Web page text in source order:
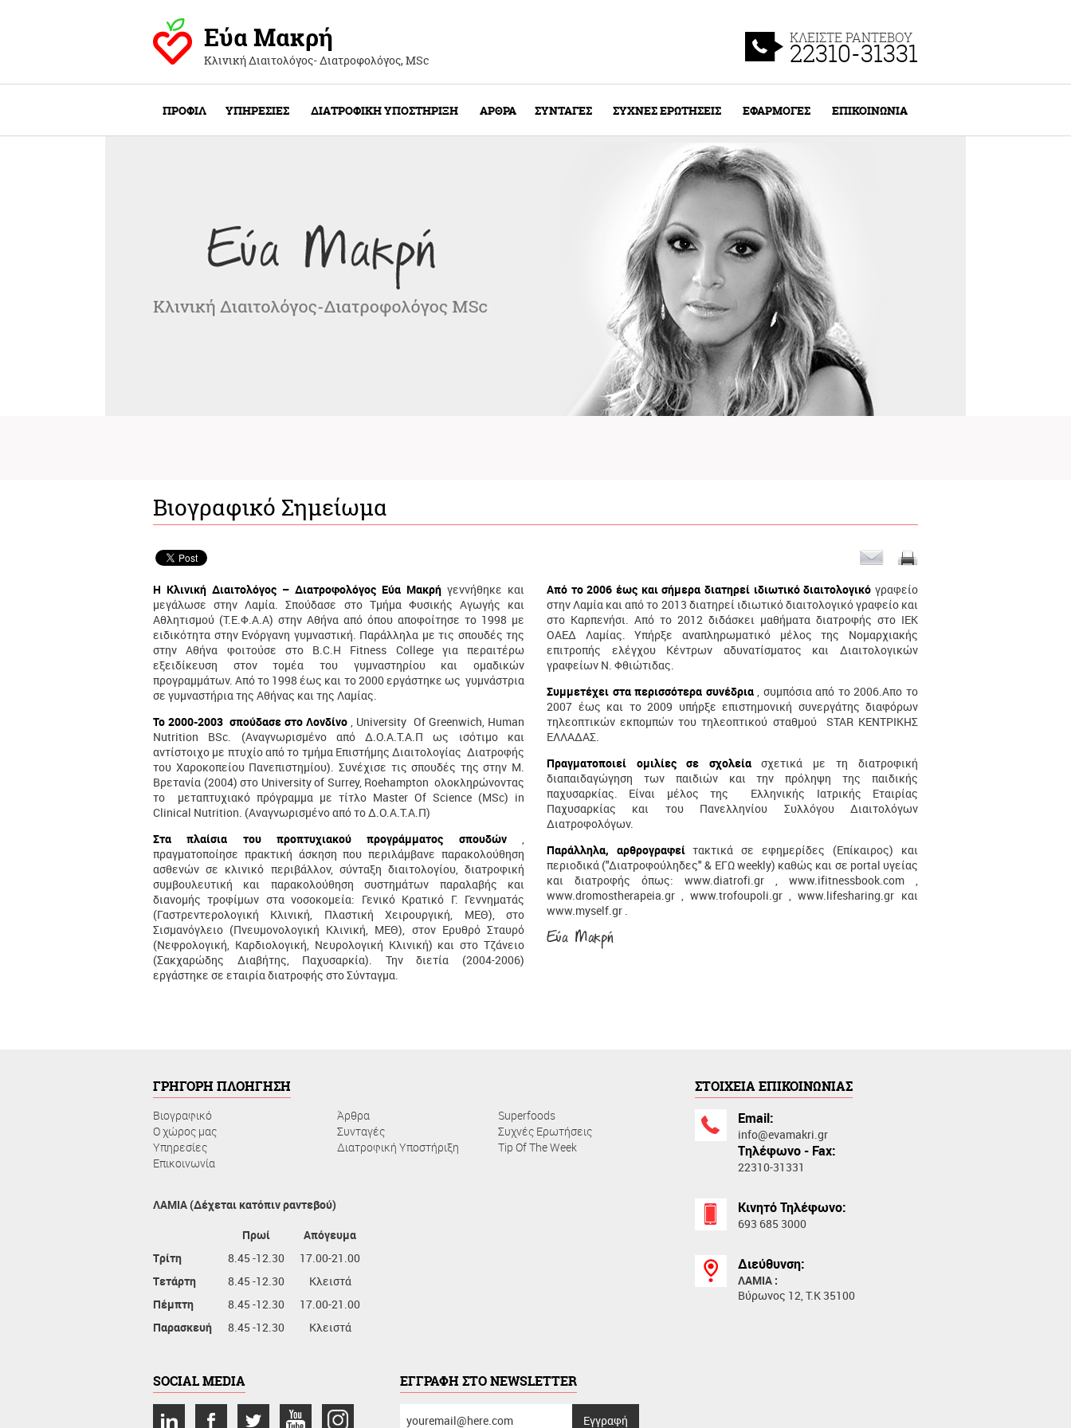
Εύα Μακρή
Κλινική Διαιτολόγος- Διατροφολόγος, ΜSc
ΚΛΕΙΣΤΕ ΡΑΝΤΕΒΟΥ
22310-31331
ΠΡΟΦΙΛ ΥΠΗΡΕΣΙΕΣ ΔΙΑΤΡΟΦΙΚΗ ΥΠΟΣΤΗΡΙΞΗ ΑΡΘΡΑ ΣΥΝΤΑΓΕΣ ΣΥΧΝΕΣ ΕΡΩΤΗΣΕΙΣ ΕΦΑΡΜΟΓΕΣ ΕΠΙΚΟΙΝΩΝΙΑ
Bιογραφικό Σημείωμα
H Κλινική Διαιτολόγος – Διατροφολόγος Εύα Μακρή γεννήθηκε και
μεγάλωσε στην Λαμία. Σπούδασε στο Τμήμα Φυσικής Αγωγής και
Αθλητισμού (Τ.Ε.Φ.Α.Α) στην Αθήνα από όπου αποφοίτησε το 1998 με
ειδικότητα στην Ενόργανη γυμναστική. Παράλληλα με τις σπουδές της
στην Αθήνα φοιτούσε στο B.C.H Fitness College για περαιτέρω
εξειδίκευση στον τομέα του γυμναστηρίου και ομαδικών
προγραμμάτων. Από το 1998 έως και το 2000 εργάστηκε ως γυμνάστρια
σε γυμναστήρια της Αθήνας και της Λαμίας.
Το 2000-2003 σπούδασε στο Λονδίνο
, University Of Greenwich, Human
Nutrition BSc. (Αναγνωρισμένο από Δ.Ο.Α.Τ.Α.Π ως ισότιμο και
αντίστοιχο με πτυχίο από το τμήμα Επιστήμης Διαιτολογίας Διατροφής
του Χαροκοπείου Πανεπιστημίου). Συνέχισε τις σπουδές της στην Μ.
Βρετανία (2004) στο University of Surrey, Roehampton ολοκληρώνοντας
το μεταπτυχιακό πρόγραμμα με τίτλο Master Of Science (MSc) in
Clinical Nutrition. (Αναγνωρισμένο από το Δ.Ο.Α.Τ.Α.Π)
Στα πλαίσια του προπτυχιακού προγράμματος σπουδών
πραγματοποίησε πρακτική άσκηση που περιλάμβανε παρακολούθηση
ασθενών σε κλινικό περιβάλλον, σύνταξη διαιτολογίου, διατροφική
συμβουλευτική και παρακολούθηση συστημάτων παραλαβής και
διανομής τροφίμων στα νοσοκομεία: Γενικό Κρατικό Γ. Γεννηματάς
(Γαστρεντερολογική Κλινική, Πλαστική Χειρουργική, ΜΕΘ), στο
Σισμανόγλειο (Πνευμονολογική Κλινική, ΜΕΘ), στον Ερυθρό Σταυρό
(Νεφρολογική, Καρδιολογική, Νευρολογική Κλινική) και στο Τζάνειο
(Σακχαρώδης Διαβήτης, Παχυσαρκία). Την διετία (2004-2006)
εργάστηκε σε εταιρία διατροφής στο Σύνταγμα.
Από το 2006 έως και σήμερα διατηρεί ιδιωτικό διαιτολογικό γραφείο
στην Λαμία και από το 2013 διατηρεί ιδιωτικό διαιτολογικό γραφείο και
στο Καρπενήσι. Από το 2012 διδάσκει μαθήματα διατροφής στο ΙΕΚ
ΟΑΕΔ Λαμίας. Υπήρξε αναπληρωματικό μέλος της Νομαρχιακής
επιτροπής ελέγχου Κέντρων αδυνατίσματος και Διαιτολογικών
γραφείων Ν. Φθιώτιδας.
Συμμετέχει στα περισσότερα συνέδρια
, συμπόσια από το 2006.Απο το
2007 έως και το 2009 υπήρξε επιστημονική συνεργάτης διαφόρων
τηλεοπτικών εκπομπών του τηλεοπτικού σταθμού STAR ΚΕΝΤΡΙΚΗΣ
ΕΛΛΑΔΑΣ.
Πραγματοποιεί ομιλίες σε σχολεία σχετικά με τη διατροφική
διαπαιδαγώγηση των παιδιών και την πρόληψη της παιδικής
παχυσαρκίας. Είναι μέλος της Ελληνικής Ιατρικής Εταιρίας
Παχυσαρκίας και του Πανελληνίου Συλλόγου Διαιτολόγων
Διατροφολόγων.
Παράλληλα, αρθρογραφεί τακτικά σε εφημερίδες (Επίκαιρος) και
περιοδικά ("Διατροφούληδες" & ΕΓΩ weekly) καθώς και σε portal υγείας
και διατροφής όπως: www.diatrofi.gr www.ifitnessbook.com
www.dromostherapeia.gr
www.trofoupoli.gr www.lifesharing.gr και
www.myself.gr
ΓΡΗΓΟΡΗ ΠΛΟΗΓΗΣΗ
Βιογραφικό Άρθρα
Superfoods
Ο χώρος μας
Συνταγές
Συχνές Ερωτήσεις
Υπηρεσίες
Διατροφική Υποστήριξη
Τip Of The Week
Επικοινωνία
ΛΑΜΙΑ (Δέχεται κατόπιν ραντεβού)
Πρωί
Απόγευμα
Τρίτη
8.45 -12.30
17.00-21.00
Τετάρτη
8.45 -12.30
Κλειστά
Πέμπτη
8.45 -12.30
17.00-21.00
Παρασκευή
8.45 -12.30 Κλειστά
SOCIAL MEDIA ΕΓΓΡΑΦΗ ΣΤΟ NEWSLETTER
Eγγραφή
ΣΤΟΙΧΕΙΑ ΕΠΙΚΟΙΝΩΝΙΑΣ
Email:
info@evamakri.gr
Tηλέφωνο - Fax:
22310-31331
Κινητό Τηλέφωνο:
693 685 3000
Διεύθυνση:
ΛΑΜΙΑ :
Βύρωνος 12, Τ.Κ 35100